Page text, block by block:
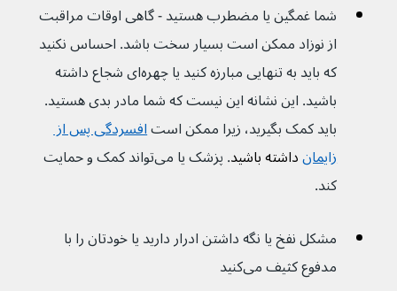
شما غمگین یا مضطرب هستید - گاهی اوقات مراقبت
از نوزاد ممکن است بسیار سخت باشد. احساس نکنید
که باید به تنهایی مبارزه کنید یا چهره‌ای شجاع داشته
باشید. این نشانه این نیست که شما مادر بدی هستید.
باید کمک بگیرید، زیرا ممکن است افسردگی پس از
زایمان داشته باشید
. پزشک یا می‌تواند کمک و حمایت
کند.
مشکل نفخ یا نگه داشتن ادرار دارید یا خودتان را با
مدفوع کثیف می‌کنید